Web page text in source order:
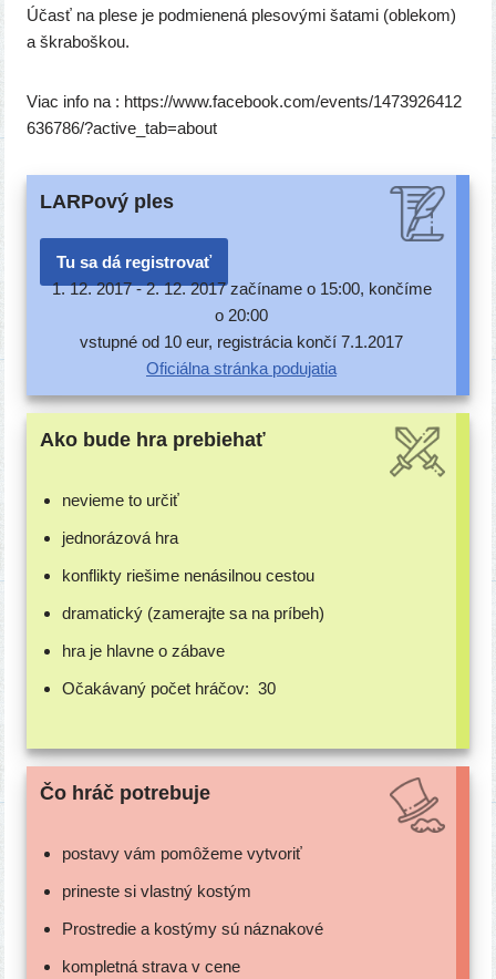
Účasť na ple­se je pod­mie­ne­ná ple­so­vý­mi šata­mi (oble­kom)
a škraboškou.
Viac info na : https://​www​.face​bo​ok​.com/​e​v​e​n​t​s​/​1​4​7​3​9​2​6​4​1​2​
6​3​6​7​8​6​/​?​a​c​t​i​v​e​_​t​a​b​=​a​b​out
LARPový ples
Tu sa dá registrovať
1. 12. 2017 -2. 12. 2017 začí­na­me o 15:00, kon­čí­me
o 20:00
vstup­né od 10 eur, regis­trá­cia kon­čí 7.1.2017
Oficiálna strán­ka podujatia
Ako bude hra prebiehať
nevie­me to určiť
jed­no­rá­zo­vá hra
kon­flik­ty rie­ši­me nená­sil­nou cestou
dra­ma­tic­ký (zame­raj­te sa na príbeh)
hra je hlav­ne o zábave
Očakávaný počet hráčov: 30
Čo hráč potrebuje
posta­vy vám pomô­že­me vytvoriť
pri­nes­te si vlast­ný kostým
Prostredie a kos­tý­my sú náznakové
kom­plet­ná stra­va v cene